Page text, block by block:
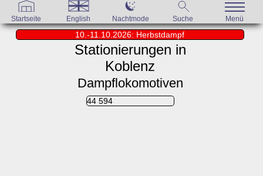
Startseite English Nachtmode Suche Menü
10.-11.10.2026: Herbstdampf
Stationierungen in
Koblenz
Dampflokomotiven
44 594